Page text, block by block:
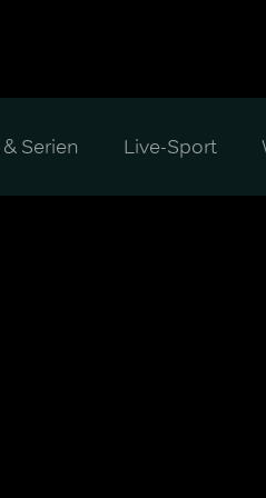
Serien Live-Sport